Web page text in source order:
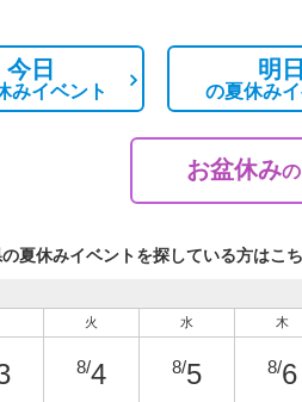
今日
みイベント
明日
の夏休み
お盆休みの
夏休みイベントを探している方はこち
火
8/4
水
8/5
木
8/6